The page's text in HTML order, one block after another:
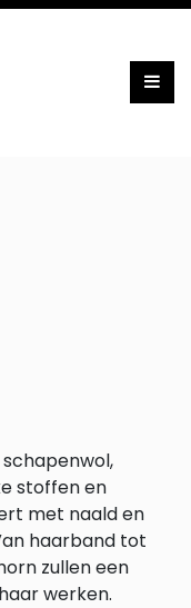
stoffen en
met naald en
haarband tot
zullen een
werken.